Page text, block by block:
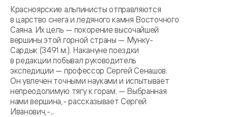
Красноярские альпинисты отправляются
в царство снега и ледяного камня Восточного
Саяна. Их цель — покорение высочайшей
вершины этой горной страны — Мунку-
Сардык (3491 м.). Накануне поездки
в редакции побывал руководитель
экспедиции — профессор Сергей Сенашов.
Он увлечен точными науками и испытывает
непреодолимую тягу к горам. — Выбранная
нами вершина,- рассказывает Сергей
Иванович,-...